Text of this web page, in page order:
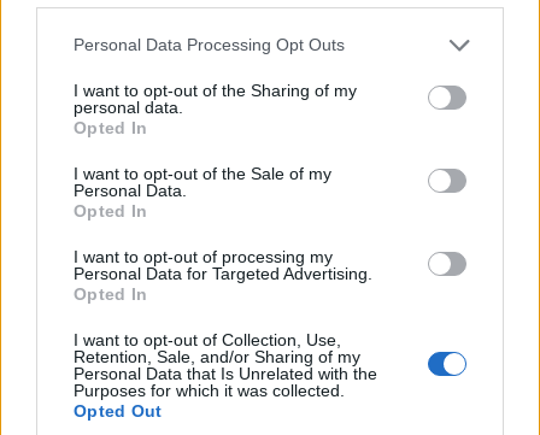
Personal Data Processing Opt Outs
I want to opt-out of the Sharing of my
personal data.
Opted In
I want to opt-out of the Sale of my
Personal Data.
Opted In
I want to opt-out of processing my
Personal Data for Targeted Advertising.
Opted In
I want to opt-out of Collection, Use,
Retention, Sale, and/or Sharing of my
Personal Data that Is Unrelated with the
Purposes for which it was collected.
Opted Out
neuroscienze vere mischiate a Cioran, Kahneman
e Carol Dweck, incastonate tra un dentista
inquietante e un bidet filosofico. La tesi di fondo è